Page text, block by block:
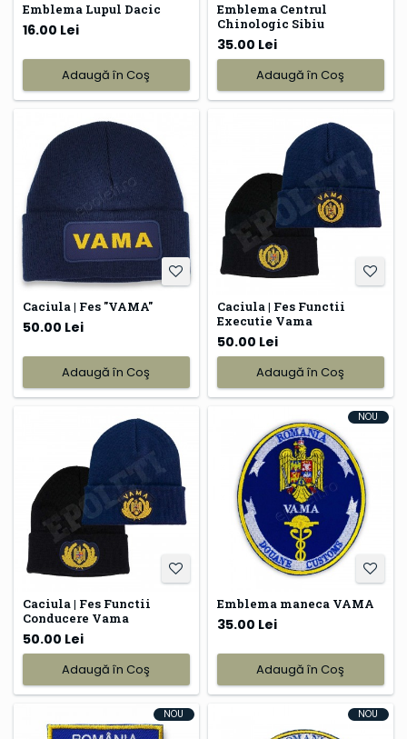
Emblema Lupul Dacic
16.00 Lei
Adaugă în Coş
Emblema Centrul
Chinologic Sibiu
35.00 Lei
Adaugă în Coş
Caciula | Fes "VAMA"
50.00 Lei
Adaugă în Coş
Caciula | Fes Functii
Executie Vama
50.00 Lei
Adaugă în Coş
Caciula | Fes Functii
Conducere Vama
50.00 Lei
Adaugă în Coş
NOU
Emblema maneca VAMA
35.00 Lei
Adaugă în Coş
NOU NOU